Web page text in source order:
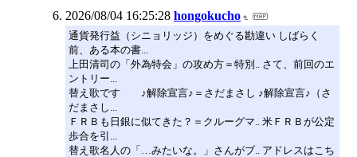
2026/08/04 16:25:28 hongokucho
通貨発行益（シニョリッジ）をめぐる勘違い しばらく
前、ある本の書...
上田清司の「外為特会」の攻め方＝特別.. さて、前回のエ
ントリー...
替え歌です ♪解除宣言♪＝さだまさし ♪解除宣言♪（さ
だまさし...
ＦＲＢも日銀に似てきた？＝クルーグマ.. 米ＦＲＢが公定
歩合を引...
替え歌名人の「…みたいな。」さんがブ.. アドレスはこち